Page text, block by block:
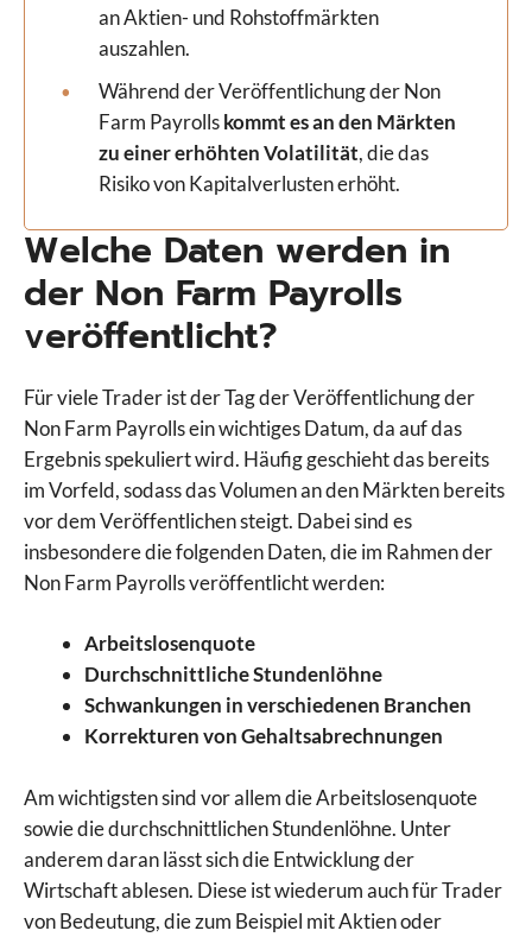
an Aktien- und Rohstoffmärkten
auszahlen.
Während der Veröffentlichung der Non
Farm Payrollskommt es an den Märkten
zu einer erhöhten Volatilität, die das
Risiko von Kapitalverlusten erhöht.
Welche Daten werden in
der Non Farm Payrolls
veröffentlicht?
Für viele Trader ist der Tag der Veröffentlichung der
Non Farm Payrolls ein wichtiges Datum, da auf das
Ergebnis spekuliert wird. Häufig geschieht das bereits
im Vorfeld, sodass das Volumen an den Märkten bereits
vor dem Veröffentlichen steigt. Dabei sind es
insbesondere die folgenden Daten, die im Rahmen der
Non Farm Payrolls veröffentlicht werden:
Arbeitslosenquote
Durchschnittliche Stundenlöhne
Schwankungen in verschiedenen Branchen
Korrekturen von Gehaltsabrechnungen
Am wichtigsten sind vor allem die Arbeitslosenquote
sowie die durchschnittlichen Stundenlöhne. Unter
anderem daran lässt sich die Entwicklung der
Wirtschaft ablesen. Diese ist wiederum auch für Trader
von Bedeutung, die zum Beispiel mit Aktien oder